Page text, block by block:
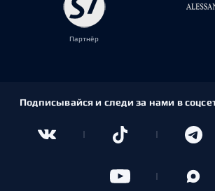
Партнёр
Подписывайся и следи за нами в